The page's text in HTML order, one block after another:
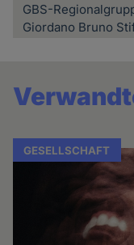
GBS-
Giordano Bruno
GESELLSCHAFT